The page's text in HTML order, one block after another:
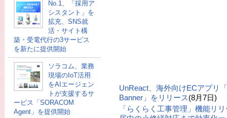
No.1、「採用ア
シスタント」を
拡充、SNS就
活・サイト構
築・受電代行の3サービス
を新たに提供開始
ソラコム、業務
現場のIoT活用
をAIエージェン
トが支援するサ
ービス「SORACOM
Agent」を提供開始
UnReact、海外向けECアプリ
Banner」をリリース(8月7日)
「らくらく工事管理」機能リ